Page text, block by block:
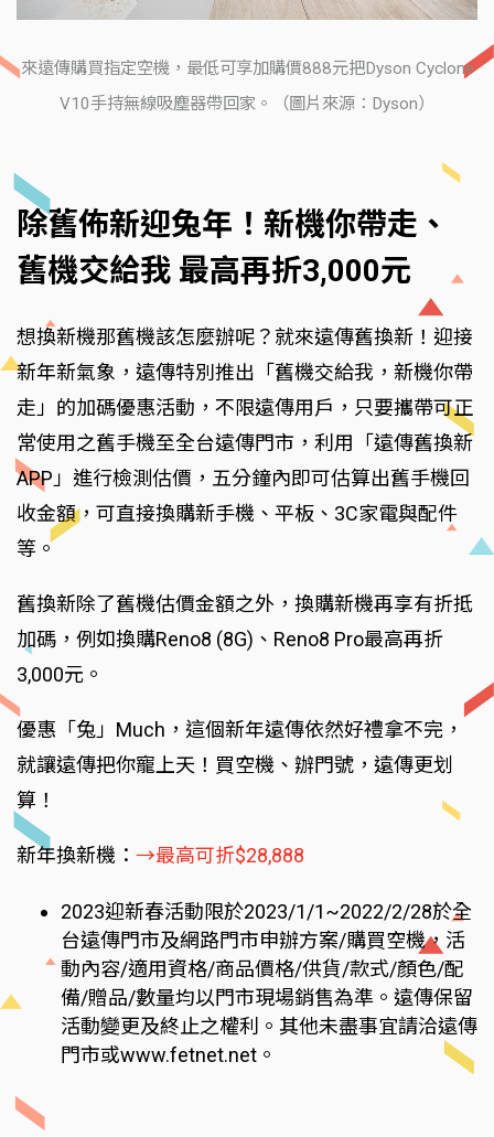
來遠傳購買指定空機，最低可享加購價888元把Dyson Cyclone
V10手持無線吸塵器帶回家。（圖片來源：Dyson）
除舊佈新迎兔年！新機你帶走、
舊機交給我 最高再折3,000元
想換新機那舊機該怎麼辦呢？就來遠傳舊換新！迎接
新年新氣象，遠傳特別推出「舊機交給我，新機你帶
走」的加碼優惠活動，不限遠傳用戶，只要攜帶可正
常使用之舊手機至全台遠傳門市，利用「遠傳舊換新
APP」進行檢測估價，五分鐘內即可估算出舊手機回
收金額，可直接換購新手機、平板、3C家電與配件
等。
舊換新除了舊機估價金額之外，換購新機再享有折抵
加碼，例如換購Reno8 (8G)、Reno8 Pro最高再折
3,000元。
優惠「兔」Much，這個新年遠傳依然好禮拿不完，
就讓遠傳把你寵上天！買空機、辦門號，遠傳更划
算！
新年換新機： →最高可折$28,888
2023迎新春活動限於2023/1/1~2022/2/28於全
台遠傳門市及網路門市申辦方案/購買空機，活
動內容/適用資格/商品價格/供貨/款式/顏色/配
備/贈品/數量均以門市現場銷售為準。遠傳保留
活動變更及終止之權利。其他未盡事宜請洽遠傳
門市或www.fetnet.net。